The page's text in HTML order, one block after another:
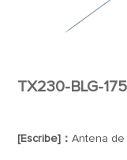
TX230-BLG-
[Escribe]：Antena